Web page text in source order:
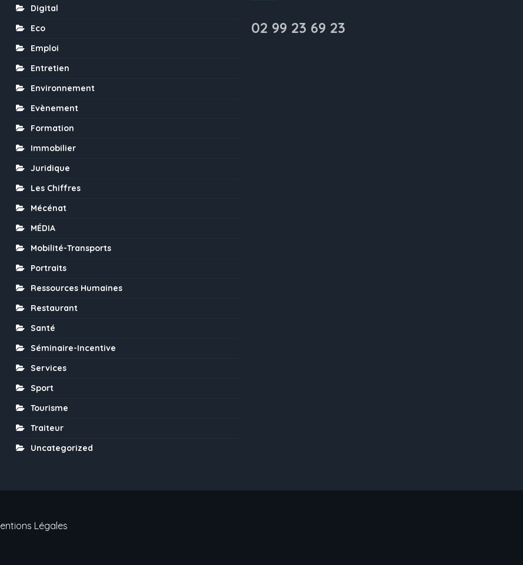
Digital
Eco
Emploi
Entretien
Environnement
Evènement
Formation
Immobilier
Juridique
Les Chiffres
Mécénat
MÉDIA
Mobilité-Transports
Portraits
Ressources Humaines
Restaurant
Santé
Séminaire-Incentive
Services
Sport
Tourisme
Traiteur
Uncategorized
02 99 23 69 23
Légales